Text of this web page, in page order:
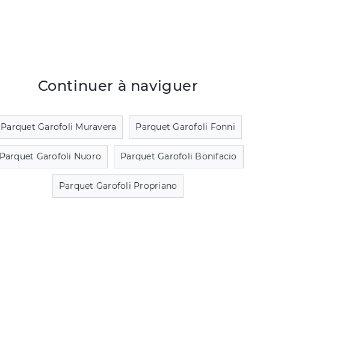
Continuer à naviguer
Parquet Garofoli Muravera Parquet Garofoli Fonni
Parquet Garofoli Nuoro Parquet Garofoli Bonifacio
Parquet Garofoli Propriano